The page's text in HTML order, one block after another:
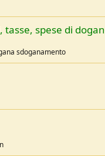
tasse, spese di
sdoganamento